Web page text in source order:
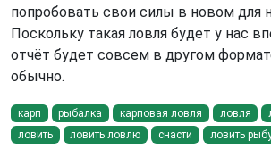
попробовать свои силы в новом для
Поскольку такая ловля будет у нас
отчёт будет совсем в другом
обычно.
карп рыбалка карповая ловля ловля
ловить
ловить ловлю снасти ловить